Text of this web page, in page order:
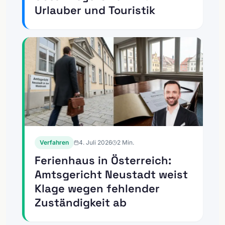
Urlauber und Touristik
Verfahren 4. Juli 2026 2 Min.
Ferienhaus in Österreich:
Amtsgericht Neustadt weist
Klage wegen fehlender
Zuständigkeit ab